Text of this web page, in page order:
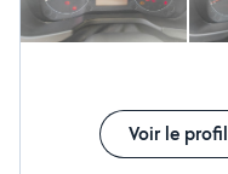
Voir le profil